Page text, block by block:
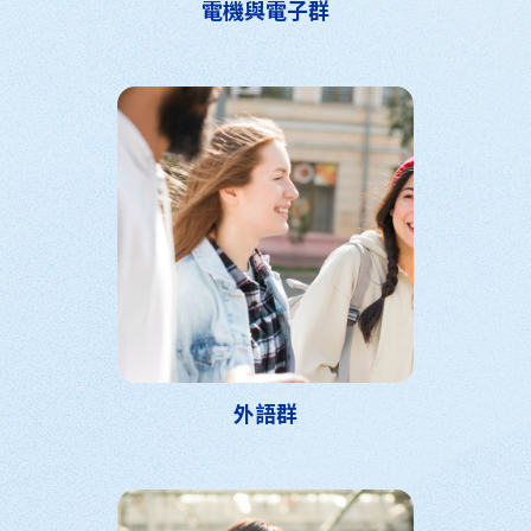
電機與電子群
外語群